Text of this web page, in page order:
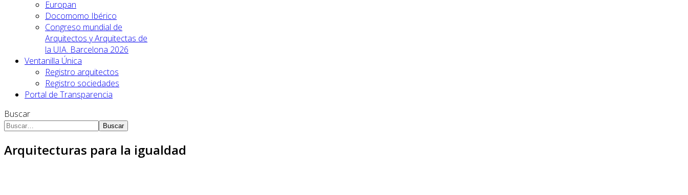
Europan
Docomomo Ibérico
Congreso mundial de
Arquitectos y Arquitectas de
la UIA. Barcelona 2026
Ventanilla Única
Registro arquitectos
Registro sociedades
Portal de Transparencia
Buscar
Buscar
Arquitecturas para la igualdad